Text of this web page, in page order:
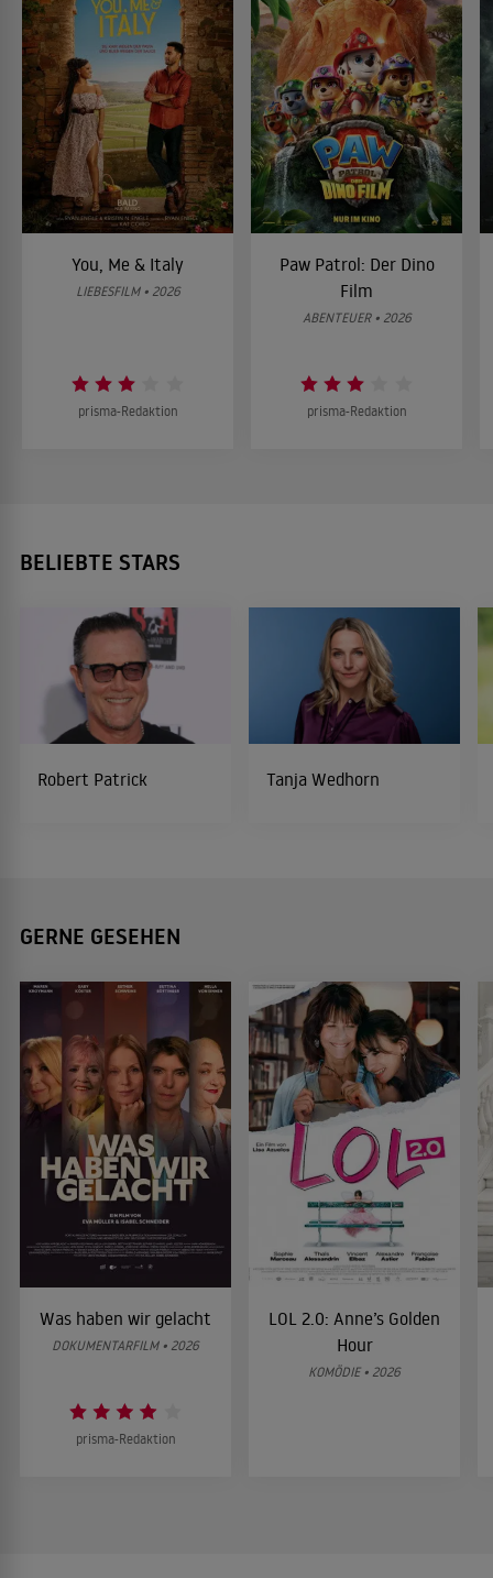
You, Me & Italy
LIEBESFILM • 2026
prisma-Redaktion
Paw Patrol: Der Dino
Film
ABENTEUER • 2026
prisma-Redaktion
BELIEBTE STARS
Robert Patrick Tanja Wedhorn
GERNE GESEHEN
Was haben wir gelacht
DOKUMENTARFILM • 2026
prisma-Redaktion
LOL 2.0: Anne’s Golden
Hour
KOMÖDIE • 2026